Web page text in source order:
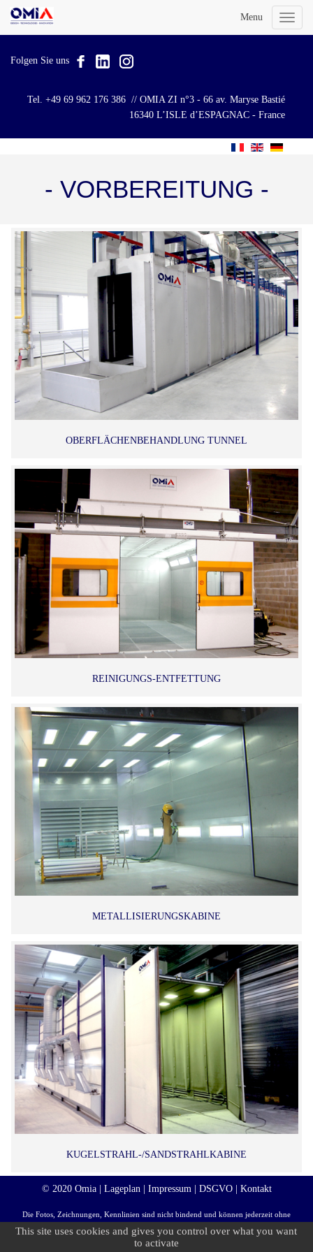
Menu
Toggle
Folgen Sie uns
Tel. +49 69 962 176 386 // OMIA ZI n°3 - 66 av. Maryse Bastié
16340 L’ISLE d’ESPAGNAC - France
- VORBEREITUNG -
OBERFLÄCHENBEHANDLUNG TUNNEL
REINIGUNGS-ENTFETTUNG
METALLISIERUNGSKABINE
KUGELSTRAHL-/SANDSTRAHLKABINE
© 2020 Omia | Lageplan | Impressum | DSGVO| Kontakt
Die Fotos, Zeichnungen, Kennlinien sind nicht bindend und können jederzeit ohne
Ankündigung geändert werden.
This site uses cookies and gives you control over what you want
to activate